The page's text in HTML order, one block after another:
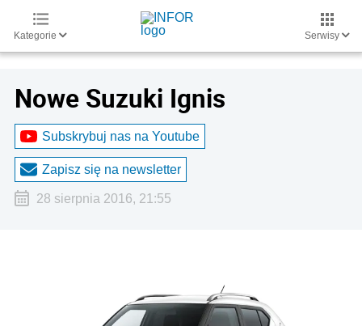
Kategorie Serwisy
Nowe Suzuki Ignis
Subskrybuj nas na Youtube
Zapisz się na newsletter
28 sierpnia 2016, 21:55